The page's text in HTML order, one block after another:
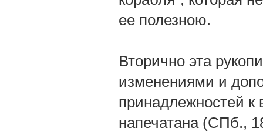
ее полезною.
Вторично эта
изменениями и
принадлежностей к
напечатана (СПб.,